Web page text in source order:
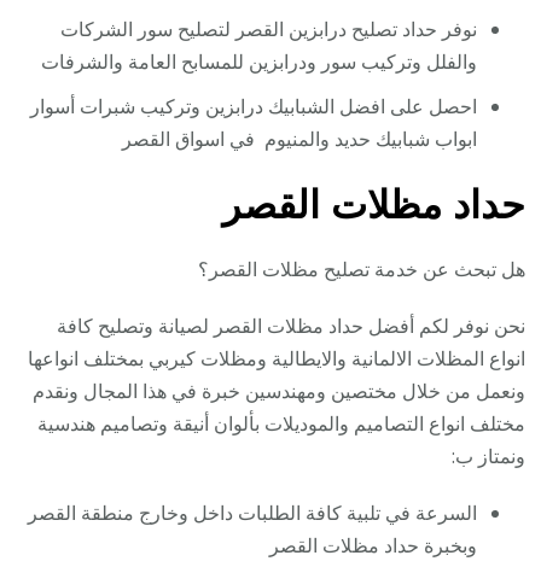
نوفر حداد تصليح درابزين القصر لتصليح سور الشركات
والفلل وتركيب سور ودرابزين للمسابح العامة والشرفات
احصل على افضل الشبابيك درابزين وتركيب شبرات أسوار
ابواب شبابيك حديد والمنيوم في اسواق القصر
حداد مظلات القصر
هل تبحث عن خدمة تصليح مظلات القصر؟
نحن نوفر لكم أفضل حداد مظلات القصر لصيانة وتصليح كافة
انواع المظلات الالمانية والايطالية ومظلات كيربي بمختلف انواعها
ونعمل من خلال مختصين ومهندسين خبرة في هذا المجال ونقدم
مختلف انواع التصاميم والموديلات بألوان أنيقة وتصاميم هندسية
ونمتاز ب:
السرعة في تلبية كافة الطلبات داخل وخارج منطقة القصر
وبخبرة حداد مظلات القصر